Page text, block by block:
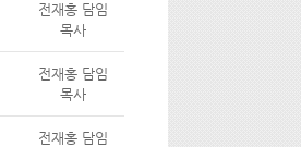
전재홍 담임
목사
전재홍 담임
목사
전재홍 담임